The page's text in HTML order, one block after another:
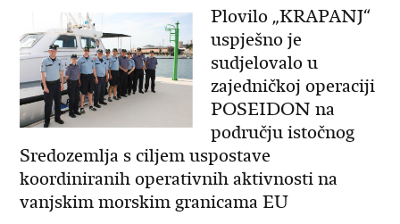
Plovilo „KRAPANJ“
uspješno je
sudjelovalo u
zajedničkoj operaciji
POSEIDON na
području istočnog
Sredozemlja s ciljem uspostave
koordiniranih operativnih aktivnosti na
vanjskim morskim granicama EU